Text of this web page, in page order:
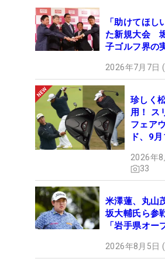
「助けてほ
た新規大会
子ゴルフ界の
2026年7月7日
珍しく
用！ ス
フェア
ド、9
2026年8
33
米澤蓮、丸山
坂大輔氏ら
「岩手県オ
2026年8月5日